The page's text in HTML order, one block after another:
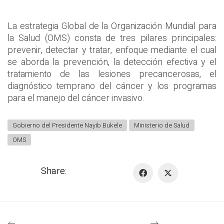
La estrategia Global de la Organización Mundial para
la Salud (OMS) consta de tres pilares principales:
prevenir, detectar y tratar, enfoque mediante el cual
se aborda la prevención, la detección efectiva y el
tratamiento de las lesiones precancerosas, el
diagnóstico temprano del cáncer y los programas
para el manejo del cáncer invasivo.
Gobierno del Presidente Nayib Bukele
Ministerio de Salud
OMS
Share: